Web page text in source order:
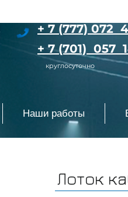
+ 7 (777) 072
+ 7 (701) 057
круглосуточно
Наши работы
Лоток